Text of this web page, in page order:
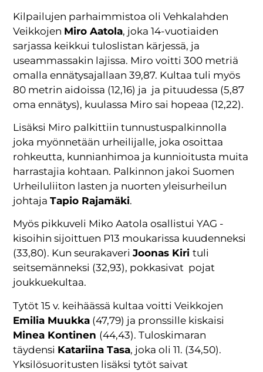
Kilpailujen parhaimmistoa oli Vehkalahden
Veikkojen Miro Aatola, joka 14-vuotiaiden
sarjassa keikkui tuloslistan kärjessä, ja
useammassakin lajissa. Miro voitti 300 metriä
omalla ennätysajallaan 39,87. Kultaa tuli myös
80 metrin aidoissa (12,16) ja ja pituudessa (5,87
oma ennätys), kuulassa Miro sai hopeaa (12,22).
Lisäksi Miro palkittiin tunnustuspalkinnolla
joka myönnetään urheilijalle, joka osoittaa
rohkeutta, kunnianhimoa ja kunnioitusta muita
harrastajia kohtaan. Palkinnon jakoi Suomen
Urheiluliiton lasten ja nuorten yleisurheilun
johtajaTapio Rajamäki.
Myös pikkuveli Miko Aatola osallistui YAG -
kisoihin sijoittuen P13 moukarissa kuudenneksi
(33,80). Kun seurakaveriJoonas Kirituli
seitsemänneksi (32,93), pokkasivat pojat
joukkuekultaa.
Tytöt 15 v. keihäässä kultaa voitti Veikkojen
Emilia Muukka (47,79) ja pronssille kiskaisi
Minea Kontinen (44,43). Tuloskimaran
täydensi Katariina Tasa, joka oli 11. (34,50).
Yksilösuoritusten lisäksi tytöt saivat